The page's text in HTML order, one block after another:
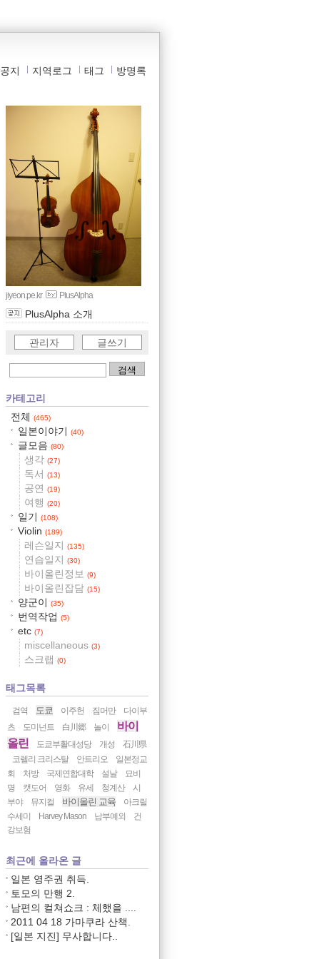
공지 지역로그 태그 방명록
jiyeon.pe.kr PlusAlpha
PlusAlpha 소개
관리자 글쓰기
카테고리
전체
(465)
일본이야기 (40)
글모음 (80)
생각 (27)
독서 (13)
공연 (19)
여행 (20)
일기 (108)
Violin (189)
레슨일지 (135)
연습일지 (30)
바이올린정보 (9)
바이올린잡담 (15)
양군이 (35)
번역작업 (5)
etc (7)
miscellaneous (3)
스크랩 (0)
태그목록
검역 도쿄 이주헌 짐머만
다이부
츠
도미넌트 白川郷 놀이
바이
올린
도쿄부활대성당 개성
石川県
코렐리 크리스탈
안트리오
일본정교
회
처방 국제연합대학 설날
묘비
명
캣도어 영화 유세 청계산
시
부야
뮤지컬 바이올린 교육
아크릴
수세미
Harvey Mason 납부예외
건
강보험
최근에 올라온 글
일본 영주권 취득.
토모의 만행 2.
남편의 컬쳐쇼크 : 체했을 ....
2011 04 18 가마쿠라 산책.
[일본 지진] 무사합니다..